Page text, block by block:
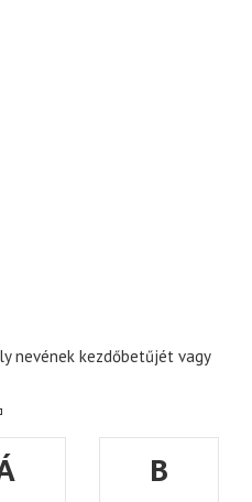
nevének kezdőbetűjét vagy
B